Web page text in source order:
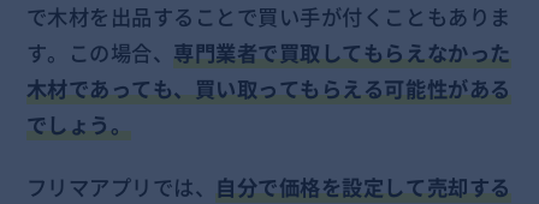
で木材を出品することで買い手が付くこともありま
す。この場合、専門業者で買取してもらえなかった
木材であっても、買い取ってもらえる可能性がある
でしょう。
フリマアプリでは、自分で価格を設定して売却する